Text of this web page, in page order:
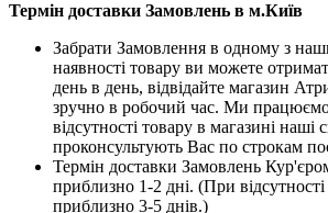
Термін доставки Замовлень в м.Київ
Забрати Замовлення в одному з
наявності товару ви можете
день в день, відвідайте магазин
зручно в робочий час. Ми
відсутності товару в магазині наші
проконсультують Вас по строкам
Термін доставки Замовлень
приблизно 1-2 дні. (При відсутності
приблизно 3-5 днів.)